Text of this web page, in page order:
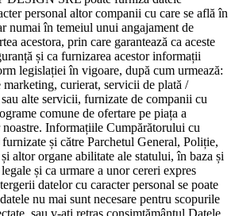
personal altor companii cu care se află în
numai în temeiul unui angajament de
acestora, prin care garantează ca aceste
și ca furnizarea acestor informații
legislației în vigoare, după cum urmează:
curierat, servicii de plată /
alte servicii, furnizate de companii cu
comune de ofertare pe piața a
Informațiile Cumpărătorului cu
și către Parchetul General, Poliție,
altor organe abilitate ale statului, în baza și
și ca urmare a unor cereri expres
datelor cu caracter personal se poate
nu mai sunt necesare pentru scopurile